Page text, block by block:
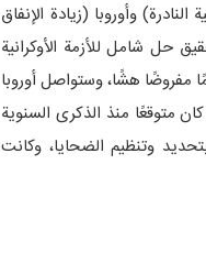
وأوروبا (زيادة الإنفاق
حل شامل للأزمة الأوكرانية
مفروضًا هشًا، وستواصل أوروبا
متوقعًا منذ الذكرى السنوية
وتنظيم الضحايا، وكانت